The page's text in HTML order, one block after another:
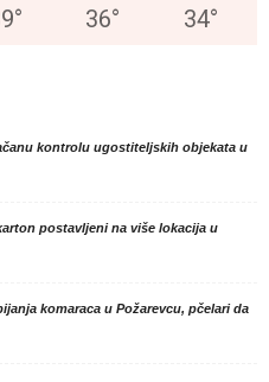
° 36° 34°
kontrolu ugostiteljskih objekata u
postavljeni na više lokacija u
komaraca u Požarevcu, pčelari da